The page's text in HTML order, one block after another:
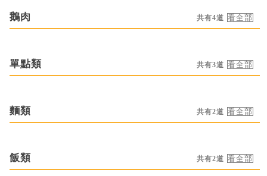
鵝肉 共有4道
單點類 共有3道
麵類 共有2道
飯類 共有2道